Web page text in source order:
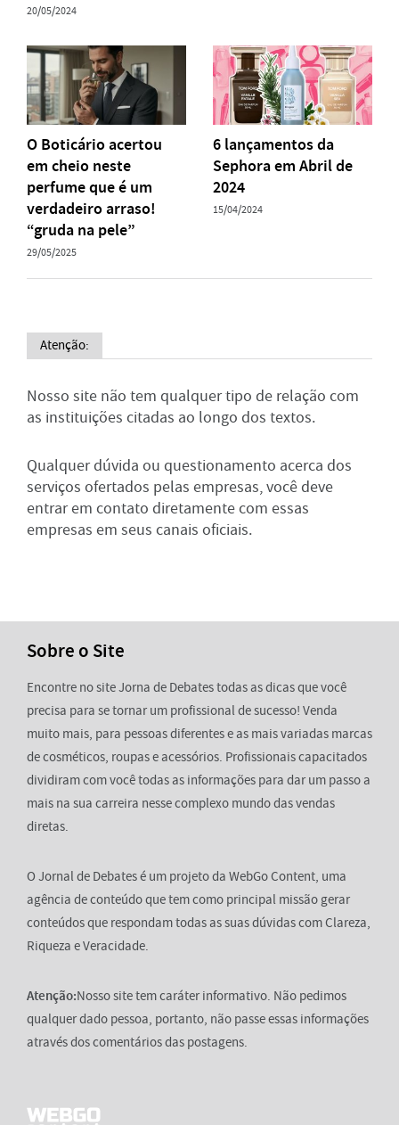
20/05/2024
O Boticário acertou
em cheio neste
perfume que é um
verdadeiro arraso!
“gruda na pele”
29/05/2025
6 lançamentos da
Sephora em Abril de
2024
15/04/2024
Atenção:
Nosso site não tem qualquer tipo de relação com
as instituições citadas ao longo dos textos.
Qualquer dúvida ou questionamento acerca dos
serviços ofertados pelas empresas, você deve
entrar em contato diretamente com essas
empresas em seus canais oficiais.
Sobre o Site
Encontre no site Jorna de Debates todas as dicas que você
precisa para se tornar um profissional de sucesso! Venda
muito mais, para pessoas diferentes e as mais variadas marcas
de cosméticos, roupas e acessórios. Profissionais capacitados
dividiram com você todas as informações para dar um passo a
mais na sua carreira nesse complexo mundo das vendas
diretas.
O Jornal de Debates é um projeto da WebGo Content, uma
agência de conteúdo que tem como principal missão gerar
conteúdos que respondam todas as suas dúvidas com Clareza,
Riqueza e Veracidade.
Atenção:Nosso site tem caráter informativo. Não pedimos
qualquer dado pessoa, portanto, não passe essas informações
através dos comentários das postagens.